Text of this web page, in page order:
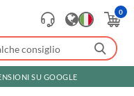
0
SU GOOGLE